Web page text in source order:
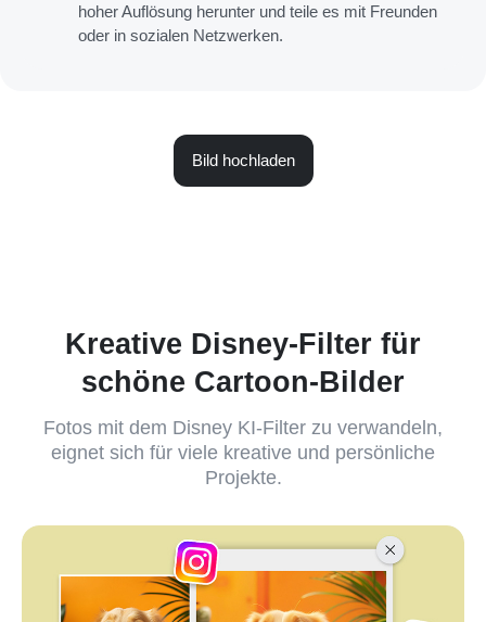
hoher Auflösung herunter und teile es mit Freunden
oder in sozialen Netzwerken.
Bild hochladen
Kreative Disney-Filter für
schöne Cartoon-Bilder
Fotos mit dem Disney KI-Filter zu verwandeln,
eignet sich für viele kreative und persönliche
Projekte.